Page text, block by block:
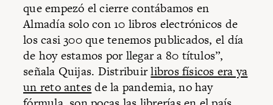
que empezó el cierre contábamos en
Almadía solo con 10 libros electrónicos de
los casi 300 que tenemos publicados, el día
de hoy estamos por llegar a 80 títulos”,
señala Quijas. Distribuirlibros físicos era ya
un reto antesde la pandemia, no hay